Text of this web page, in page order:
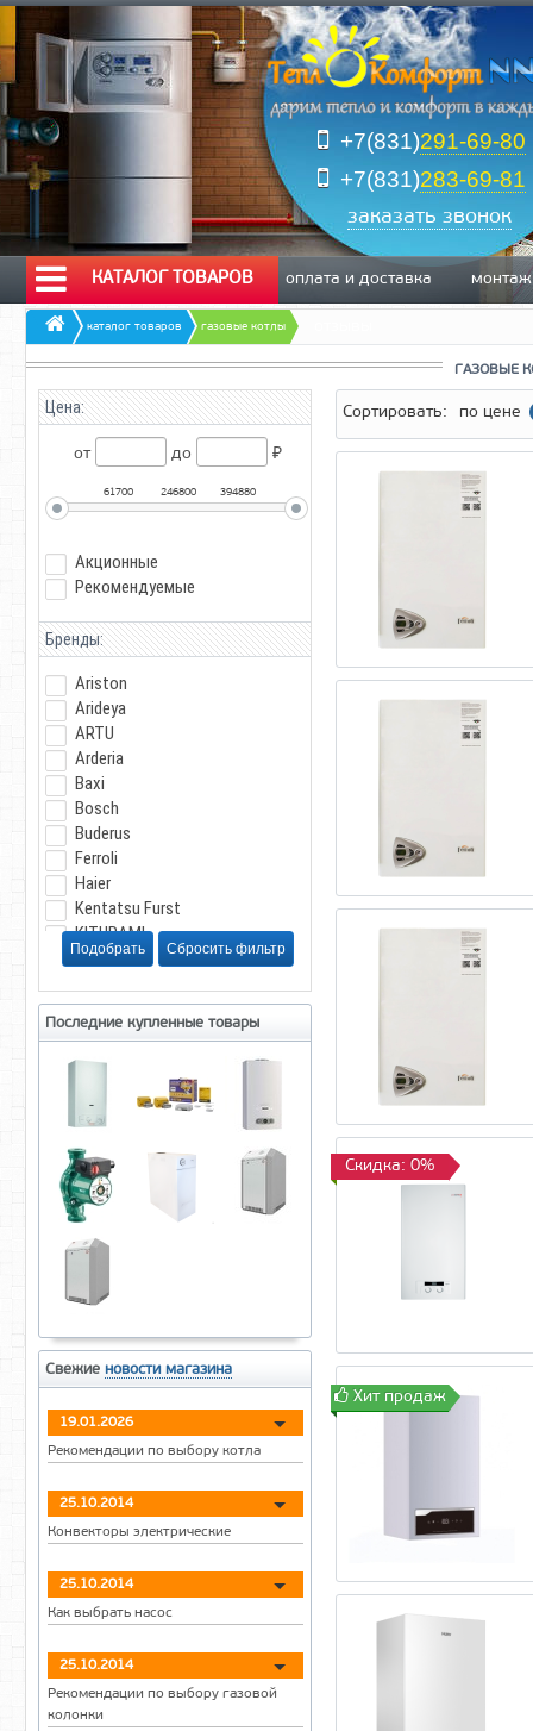
+7(831)291-69-80
+7(831)283-69-81
заказать звонок
КАТАЛОГ ТОВАРОВ оплата и доставка монтаж
каталог товаров газовые котлы
ГАЗОВЫЕ
Сортировать: по цене
Скидка: 0%
Хит продаж
Цена:
от до ₽
61700 246800 394880
Акционные
Рекомендуемые
Бренды:
Ariston
Arideya
ARTU
Arderia
Baxi
Bosch
Buderus
Ferroli
Haier
Kentatsu Furst
KITURAMI
Navien
RGA
Siberia
VARGAZ
ЖМЗ «Жуковский»
Конорд Дон
Лемакс
Очаг
Последние купленные товары
Свежие новости магазина
19.01.2026
Рекомендации по выбору котла
25.10.2014
Конвекторы электрические
25.10.2014
Как выбрать насос
25.10.2014
Рекомендации по выбору газовой
колонки